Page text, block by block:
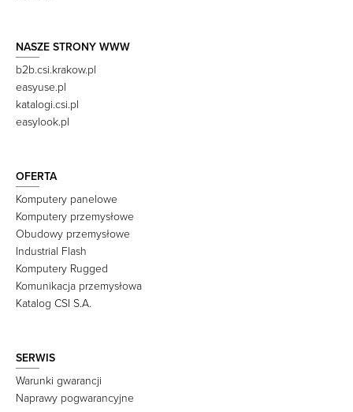
NASZE STRONY WWW
b2b.csi.krakow.pl
easyuse.pl
katalogi.csi.pl
easylook.pl
OFERTA
Komputery panelowe
Komputery przemysłowe
Obudowy przemysłowe
Industrial Flash
Komputery Rugged
Komunikacja przemysłowa
Katalog CSI S.A.
SERWIS
Warunki gwarancji
Naprawy pogwarancyjne